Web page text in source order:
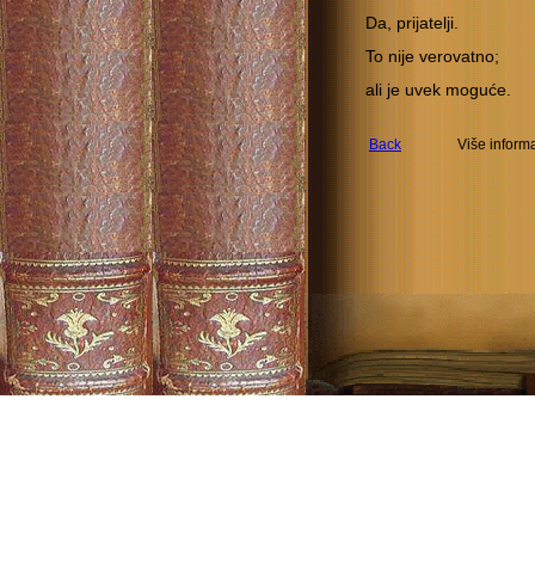
Da, prijatelji.
To nije verovatno;
ali je uvek moguće.
Back Više